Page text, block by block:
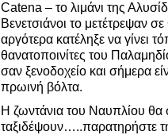
Catena – το λιμάνι της
Βενετσιάνοι το μετέτρεψαν
αργότερα κατέληξε να γίνει
θανατοποινίτες του
σαν ξενοδοχείο και σήμερα
πρωινή βόλτα.
Η ζωντάνια του Ναυπλίου θα
ταξιδέψουν…..παρατηρήστε